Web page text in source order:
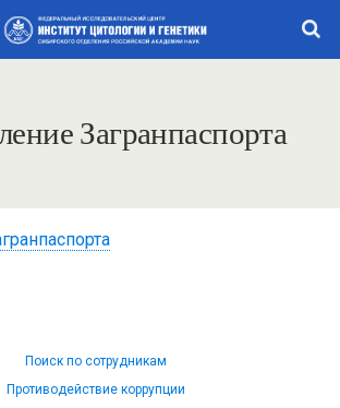
Загранпаспорта
Поиск по сотрудникам
Противодействие коррупции